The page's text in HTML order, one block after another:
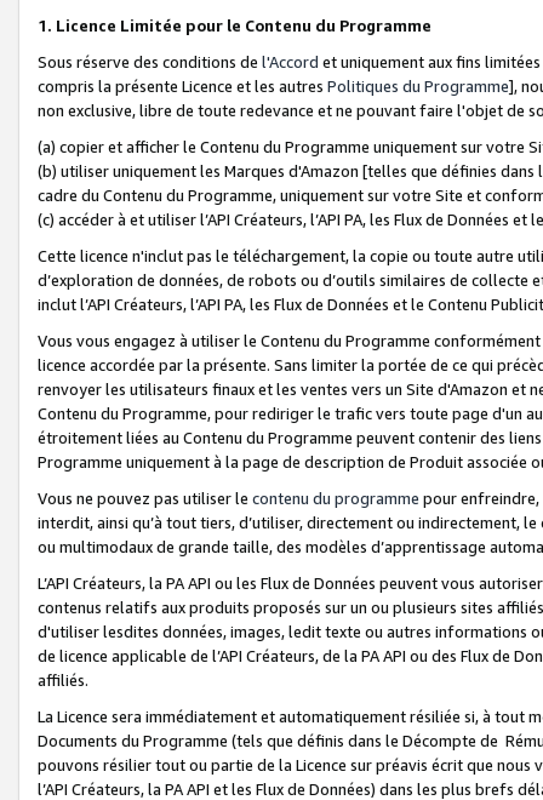
1. Licence Limitée pour le Contenu du Programme
Sous réserve des conditions de l'Accord et uniquement aux fins
compris la présente Licence et les autres Politiques du Programme],
non exclusive, libre de toute redevance et ne pouvant faire l'objet de
(a) copier et afficher le Contenu du Programme uniquement sur votre
(b) utiliser uniquement les Marques d'Amazon [telles que définies dans
cadre du Contenu du Programme, uniquement sur votre Site et
(c) accéder à et utiliser l’API Créateurs, l’API PA, les Flux de Données
Cette licence n'inclut pas le téléchargement, la copie ou toute autre
d’exploration de données, de robots ou d’outils similaires de
inclut l’API Créateurs, l’API PA, les Flux de Données et le Contenu
Vous vous engagez à utiliser le Contenu du Programme
licence accordée par la présente. Sans limiter la portée de ce qui
renvoyer les utilisateurs finaux et les ventes vers un Site d'Amazon et
Contenu du Programme, pour rediriger le trafic vers toute page d'un
étroitement liées au Contenu du Programme peuvent contenir des
Programme uniquement à la page de description de Produit associée
Vous ne pouvez pas utiliser le contenu du programme pour
interdit, ainsi qu’à tout tiers, d’utiliser, directement ou indirectement,
ou multimodaux de grande taille, des modèles d’apprentissage
L’API Créateurs, la PA API ou les Flux de Données peuvent vous
contenus relatifs aux produits proposés sur un ou plusieurs sites
d'utiliser lesdites données, images, ledit texte ou autres informations
de licence applicable de l’API Créateurs, de la PA API ou des Flux de
affiliés.
La Licence sera immédiatement et automatiquement résiliée si, à
Documents du Programme (tels que définis dans le Décompte de
pouvons résilier tout ou partie de la Licence sur préavis écrit que
l’API Créateurs, la PA API et les Flux de Données) dans les plus